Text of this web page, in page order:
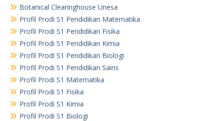
Botanical Clearinghouse Unesa
Profil Prodi S1 Pendidikan Matematika
Profil Prodi S1 Pendidikan Fisika
Profil Prodi S1 Pendidikan Kimia
Profil Prodi S1 Pendidikan Biologi
Profil Prodi S1 Pendidikan Sains
Profil Prodi S1 Matematika
Profil Prodi S1 Fisika
Profil Prodi S1 Kimia
Profil Prodi S1 Biologi